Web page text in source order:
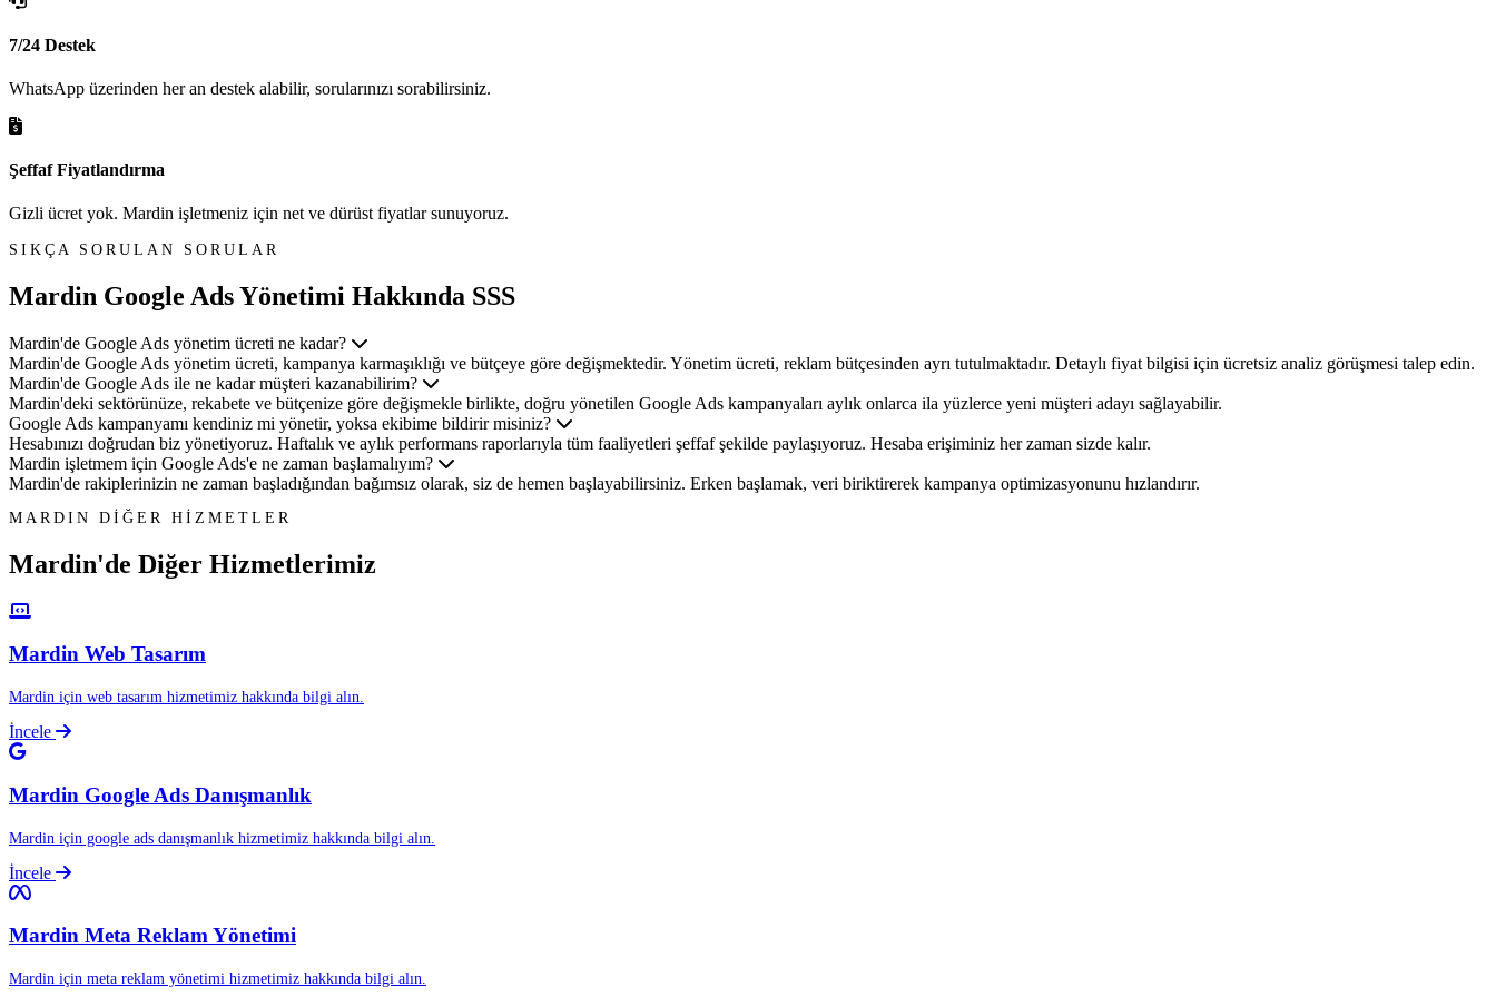
7/24 Destek
WhatsApp üzerinden her an destek alabilir, sorularınızı sorabilirsiniz.
Şeffaf Fiyatlandırma
Gizli ücret yok. Mardin işletmeniz için net ve dürüst fiyatlar sunuyoruz.
SIKÇA SORULAN SORULAR
Mardin Google Ads Yönetimi Hakkında SSS
Mardin'de Google Ads yönetim ücreti ne kadar?
Mardin'de Google Ads yönetim ücreti, kampanya karmaşıklığı ve bütçeye göre değişmektedir. Yönetim ücreti, reklam bütçesinden ayrı tutulmaktadır. Detaylı fiyat bilgisi için ücretsiz analiz görüşmesi talep edin.
Mardin'de Google Ads ile ne kadar müşteri kazanabilirim?
Mardin'deki sektörünüze, rekabete ve bütçenize göre değişmekle birlikte, doğru yönetilen Google Ads kampanyaları aylık onlarca ila yüzlerce yeni müşteri adayı sağlayabilir.
Google Ads kampanyamı kendiniz mi yönetir, yoksa ekibime bildirir misiniz?
Hesabınızı doğrudan biz yönetiyoruz. Haftalık ve aylık performans raporlarıyla tüm faaliyetleri şeffaf şekilde paylaşıyoruz. Hesaba erişiminiz her zaman sizde kalır.
Mardin işletmem için Google Ads'e ne zaman başlamalıyım?
Mardin'de rakiplerinizin ne zaman başladığından bağımsız olarak, siz de hemen başlayabilirsiniz. Erken başlamak, veri biriktirerek kampanya optimizasyonunu hızlandırır.
MARDIN DİĞER HİZMETLER
Mardin'de Diğer Hizmetlerimiz
Mardin Web Tasarım
Mardin için web tasarım hizmetimiz hakkında bilgi alın.
İncele
Mardin Google Ads Danışmanlık
Mardin için google ads danışmanlık hizmetimiz hakkında bilgi alın.
İncele
Mardin Meta Reklam Yönetimi
Mardin için meta reklam yönetimi hizmetimiz hakkında bilgi alın.